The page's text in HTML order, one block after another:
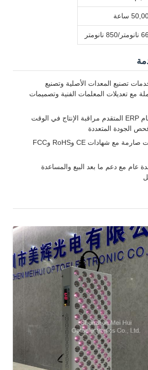
ساعة
نانومتر
تصنيع المعدات الأصلية وتصنيع
مع تعديلات المعلمات الفنية وتصميمات
يضمن نظام ERP المتقدم مراقبة الإنتاج في الوقت
الجودة المتعددة
اختبارات صارمة مع شهادات CE وRoHS وFCC
عام مع دعم ما بعد البيع والمساعدة